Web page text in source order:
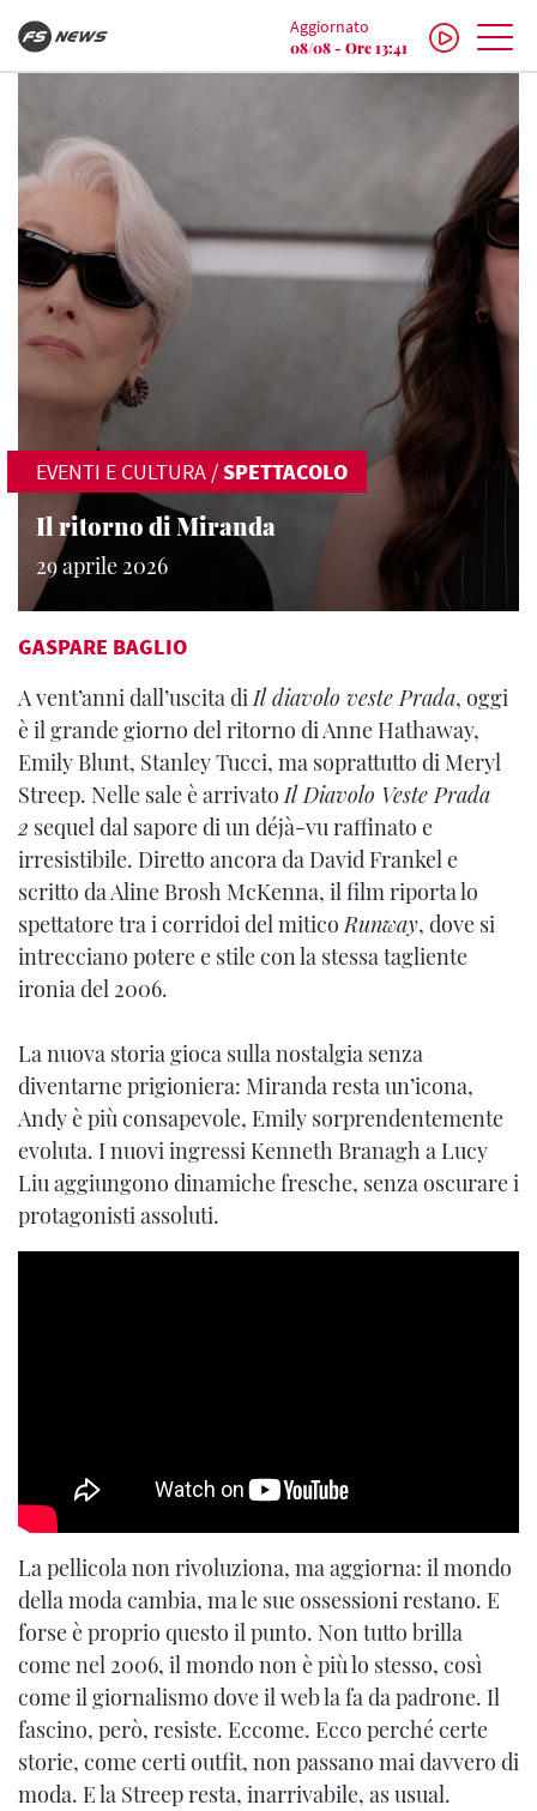
Aggiornato
08/08 - Ore 13:41
EVENTI E CULTURA /SPETTACOLO
Il ritorno di Miranda
29 aprile 2026
GASPARE BAGLIO
A vent’anni dall’uscita diIl diavolo veste Prada, oggi
è il grande giorno del ritorno di Anne Hathaway,
Emily Blunt, Stanley Tucci, ma soprattutto di Meryl
Streep. Nelle sale è arrivatoIl Diavolo Veste Prada
2 sequel dal sapore di un déjà-vu raffinato e
irresistibile. Diretto ancora da David Frankel e
scritto da Aline Brosh McKenna, il film riporta lo
spettatore tra i corridoi del miticoRunway, dove si
intrecciano potere e stile con la stessa tagliente
ironia del 2006.
La nuova storia gioca sulla nostalgia senza
diventarne prigioniera: Miranda resta un’icona,
Andy è più consapevole, Emily sorprendentemente
evoluta. I nuovi ingressi Kenneth Branagh a Lucy
Liu aggiungono dinamiche fresche, senza oscurare i
protagonisti assoluti.
La pellicola non rivoluziona, ma aggiorna: il mondo
della moda cambia, ma le sue ossessioni restano. E
forse è proprio questo il punto. Non tutto brilla
come nel 2006, il mondo non è più lo stesso, così
come il giornalismo dove il web la fa da padrone. Il
fascino, però, resiste. Eccome. Ecco perché certe
storie, come certi outfit, non passano mai davvero di
moda. E la Streep resta, inarrivabile, as usual.